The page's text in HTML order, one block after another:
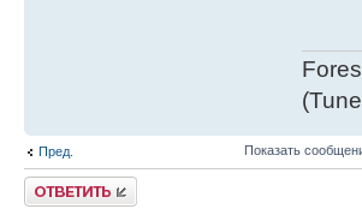
Пред. Показать
Ответить